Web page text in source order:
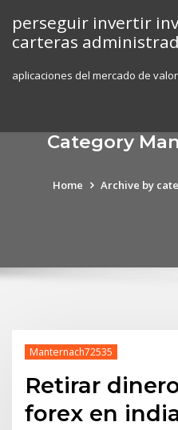
content
perseguir invertir
carteras
aplicaciones del mercado de
Category
Home Archive by
Manternach72535
Retirar
forex en